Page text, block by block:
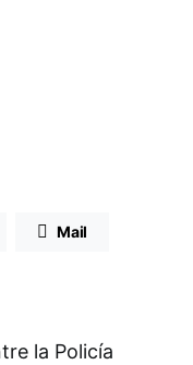
Mail
la Policía